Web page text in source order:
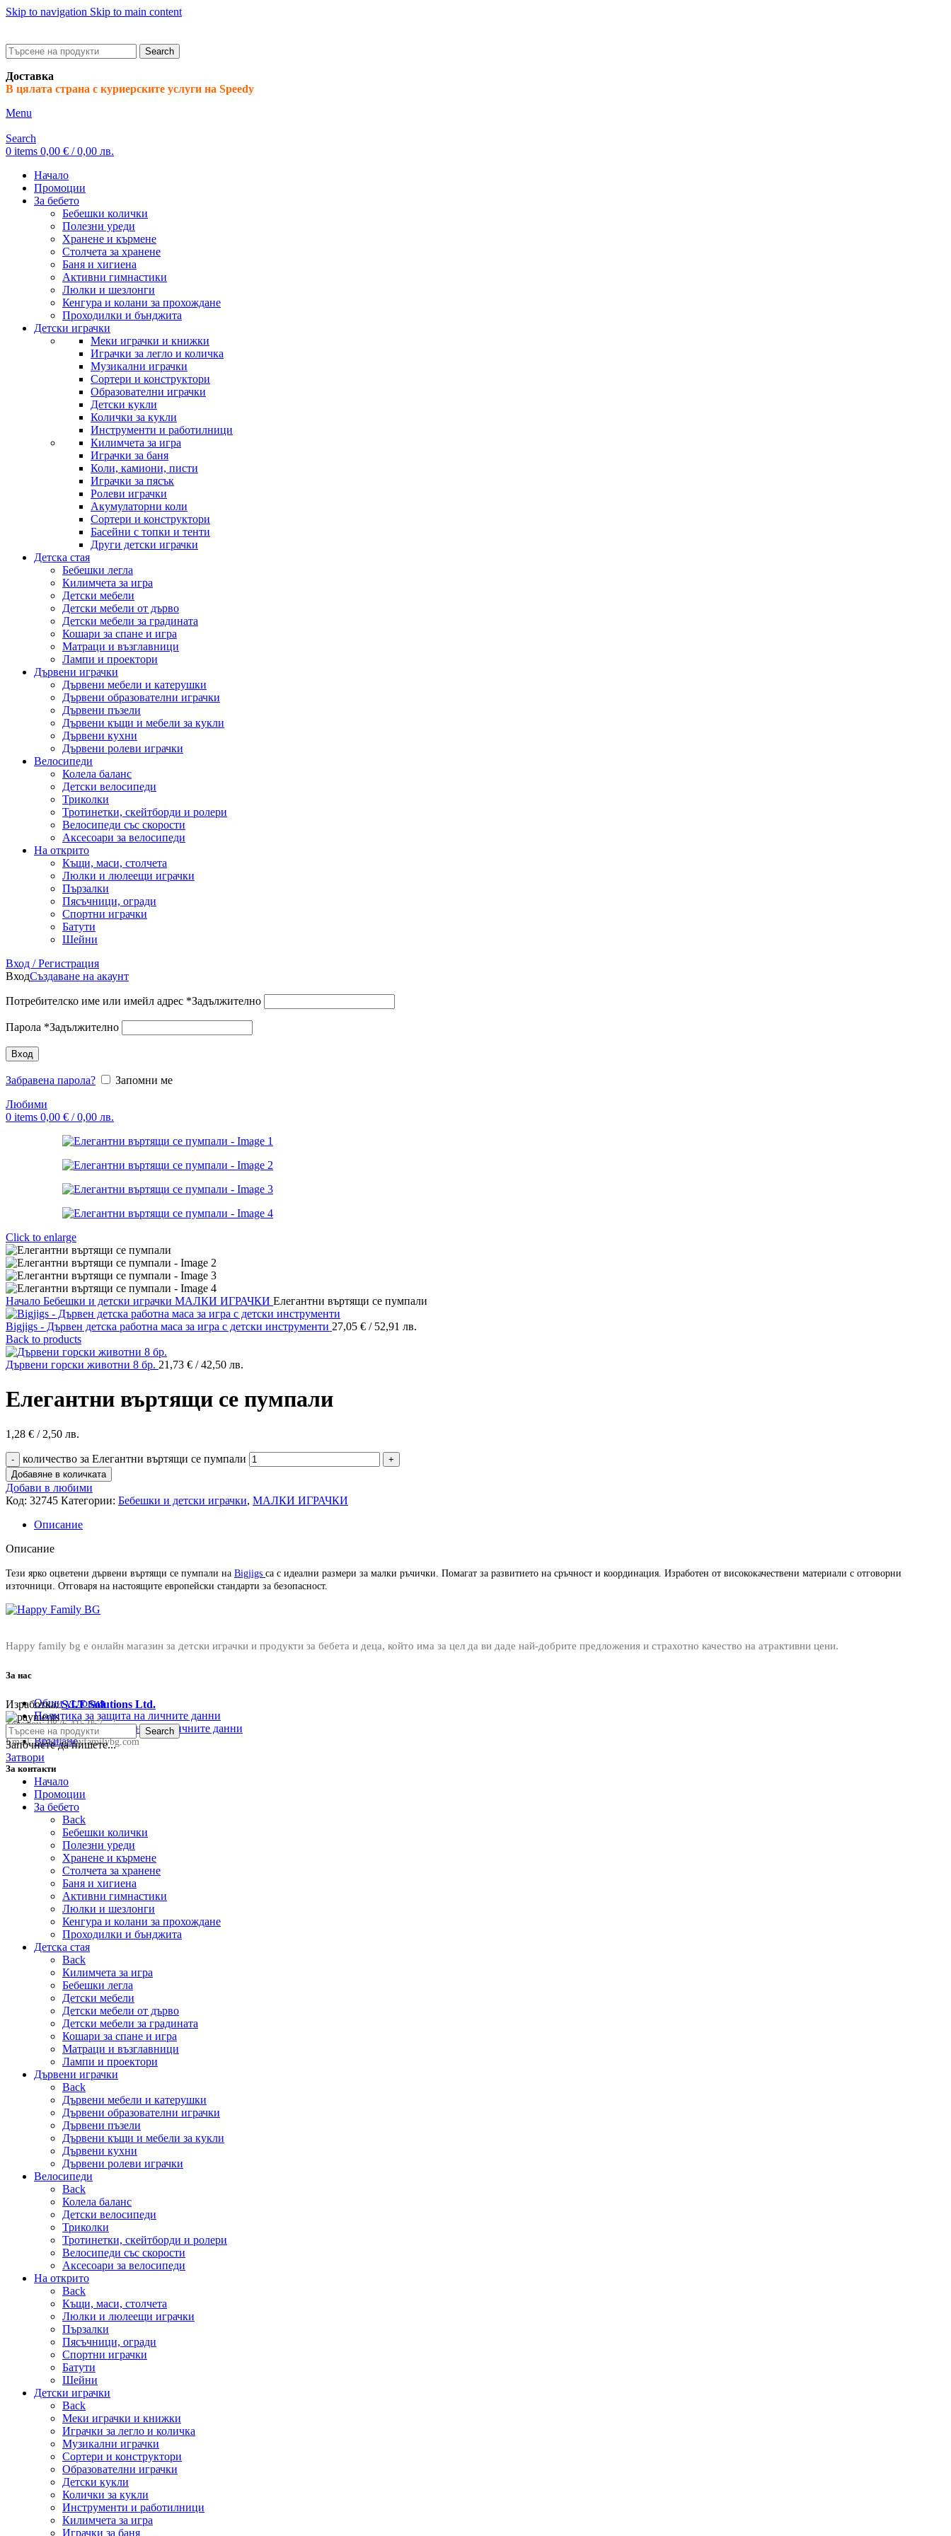
Skip to navigation Skip to main content
Search
Доставка
В цялата страна с куриерските услуги на Speedy
Menu
Search
0 items 0,00 € / 0,00 лв.
Начало
Промоции
За бебето
Бебешки колички
Полезни уреди
Хранене и кърмене
Столчета за хранене
Баня и хигиена
Активни гимнастики
Люлки и шезлонги
Кенгура и колани за прохождане
Проходилки и бънджита
Детски играчки
Меки играчки и книжки
Играчки за легло и количка
Музикални играчки
Сортери и конструктори
Образователни играчки
Детски кукли
Колички за кукли
Инструменти и работилници
Килимчета за игра
Играчки за баня
Коли, камиони, писти
Играчки за пясък
Ролеви играчки
Акумулаторни коли
Сортери и конструктори
Басейни с топки и тенти
Други детски играчки
Детска стая
Бебешки легла
Килимчета за игра
Детски мебели
Детски мебели от дърво
Детски мебели за градината
Кошари за спане и игра
Матраци и възглавници
Лампи и проектори
Дървени играчки
Дървени мебели и катерушки
Дървени образователни играчки
Дървени пъзели
Дървени къщи и мебели за кукли
Дървени кухни
Дървени ролеви играчки
Велосипеди
Колела баланс
Детски велосипеди
Триколки
Тротинетки, скейтборди и ролери
Велосипеди със скорости
Аксесоари за велосипеди
На открито
Къщи, маси, столчета
Люлки и люлеещи играчки
Пързалки
Пясъчници, огради
Спортни играчки
Батути
Шейни
Вход / Регистрация
ВходСъздаване на акаунт
Потребителско име или имейл адрес *Задължително
Парола *Задължително
Вход
Забравена парола?
Запомни ме
Любими
0 items 0,00 € / 0,00 лв.
Click to enlarge
Начало Бебешки и детски играчки МАЛКИ ИГРАЧКИ Елегантни въртящи се пумпали
Bigjigs - Дървен детска работна маса за игра с детски инструменти 27,05 € / 52,91 лв.
Back to products
Дървени горски животни 8 бр. 21,73 € / 42,50 лв.
Елегантни въртящи се пумпали
1,28 € / 2,50 лв.
количество за Елегантни въртящи се пумпали
Добавяне в количката
Добави в любими
Код: 32745 Категории: Бебешки и детски играчки, МАЛКИ ИГРАЧКИ
Описание
Описание
Тези ярко оцветени дървени въртящи се пумпали на Bigjigs са с идеални размери за малки ръчички. Помагат за развитието на сръчност и координация. Изработен от висококачествени материали с отговорни
източници. Отговаря на настоящите европейски стандарти за безопасност.
Happy family bg е онлайн магазин за детски играчки и продукти за бебета и деца, който има за цел да ви даде най-добрите предложения и страхотно качество на атрактивни цени.
За нас
Общи условия
Политика за защита на личните данни
Политика за съхранение на личните данни
Връщане
За контакти
Телефон:0876 415 057
Email:sale@happyfamilybg.com
Изработка:S.I.T Solutions Ltd.
Search
Започнете да пишете...
Затвори
Начало
Промоции
За бебето
Back
Бебешки колички
Полезни уреди
Хранене и кърмене
Столчета за хранене
Баня и хигиена
Активни гимнастики
Люлки и шезлонги
Кенгура и колани за прохождане
Проходилки и бънджита
Детска стая
Back
Килимчета за игра
Бебешки легла
Детски мебели
Детски мебели от дърво
Детски мебели за градината
Кошари за спане и игра
Матраци и възглавници
Лампи и проектори
Дървени играчки
Back
Дървени мебели и катерушки
Дървени образователни играчки
Дървени пъзели
Дървени къщи и мебели за кукли
Дървени кухни
Дървени ролеви играчки
Велосипеди
Back
Колела баланс
Детски велосипеди
Триколки
Тротинетки, скейтборди и ролери
Велосипеди със скорости
Аксесоари за велосипеди
На открито
Back
Къщи, маси, столчета
Люлки и люлеещи играчки
Пързалки
Пясъчници, огради
Спортни играчки
Батути
Шейни
Детски играчки
Back
Меки играчки и книжки
Играчки за легло и количка
Музикални играчки
Сортери и конструктори
Образователни играчки
Детски кукли
Колички за кукли
Инструменти и работилници
Килимчета за игра
Играчки за баня